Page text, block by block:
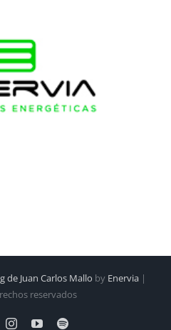
de Juan Carlos Mallo by Enervia |
reservados
InstagramYouTubeSpotify